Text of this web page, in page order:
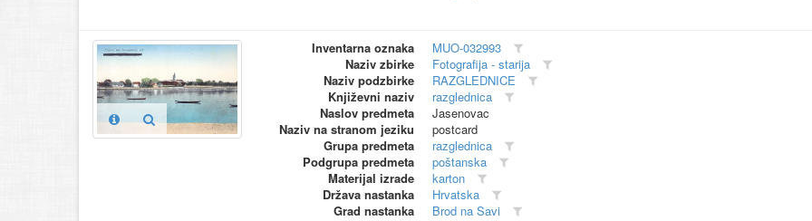
Inventarna oznaka
MUO-032993
Naziv zbirke
Fotografija - starija
Naziv podzbirke
RAZGLEDNICE
Književni naziv
razglednica
Naslov predmeta
Jasenovac
Naziv na stranom jeziku
postcard
Grupa predmeta
razglednica
Podgrupa predmeta
poštanska
Materijal izrade
karton
Država nastanka
Hrvatska
Grad nastanka
Brod na Savi